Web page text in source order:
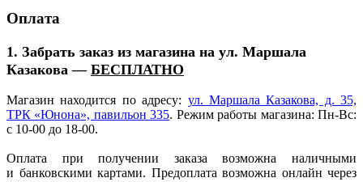
Оплата
1. Забрать заказ из магазина на ул. Маршала
Казакова — БЕСПЛАТНО
Магазин находится по адресу: ул. Маршала Казакова, д. 35,
ТРК «Юнона», павильон 335. Режим работы магазина: Пн-Вс:
с 10-00 до 18-00.
Оплата при получении заказа возможна наличными
и банковскими картами. Предоплата возможна онлайн через